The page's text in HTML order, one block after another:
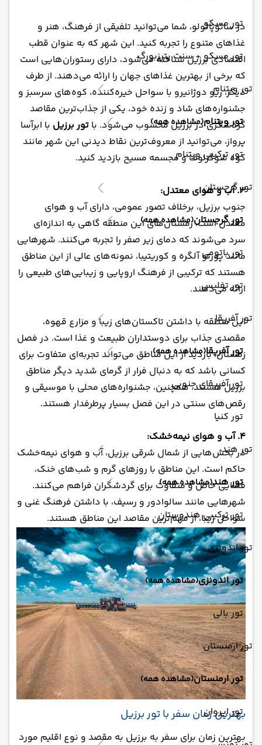
تور مسکو
تور مسکو + سنت پترزبورگ
تور ویتنام
تور ویتنام(مشاهده همه)
تور ترکیبی ویتنام
تور گرجستان
تور گرجستان(مشاهده همه)
تور باتومی
تور تفلیس
تور آفریقا
تور آفریقا(مشاهده همه)
تور آفریقای جنوبی
تور کنیا
تور هند
تور هند(مشاهده همه)
تور ترکیبی هندوستان
تور اندونزی
تور اندونزی(مشاهده همه)
تور بالی
تور ارمنستان
تور ارمنستان(مشاهده همه)
تور ایروان
در سائوپائولو، شما می‌توانید تلفیقی از فرهنگ، هنر و
غذاهای متنوع را تجربه کنید. این شهر که به عنوان قطب
اقتصادی برزیل شناخته می‌شود، دارای رستوران‌هایی است
که برخی از بهترین غذاهای جهان را ارائه می‌دهند. از طرف
دیگر، ریو دوژانیرو با سواحل خیره‌کننده، کوه‌های سرسبز و
جشنواره‌های شاد و زنده خود، یکی از جذاب‌ترین مقاصد
گردشگری در برزیل محسوب می‌شود. با تور برزیل با ابرآسا
پرواز، می‌توانید از معروف‌ترین نقاط دیدنی این شهر مانند
کوه شوگرلوف و مجسمه مسیح بازدید کنید.
3. آب و هوای معتدل:
جنوب برزیل، برخلاف تصور عمومی، دارای آب و هوای
معتدل است. زمستان‌های این منطقه گاهی به اندازه‌ای
سرد می‌شوند که دمای زیر صفر را تجربه می‌کنند. شهرهایی
مانند پورتو آلگره و کوریتیبا، نمونه‌های عالی از این مناطق
هستند که ترکیبی از فرهنگ اروپایی و زیبایی‌های طبیعی را
ارائه می‌دهند.
این منطقه با داشتن تاکستان‌های زیبا و مزارع قهوه،
مقصدی جذاب برای دوستداران طبیعت و غذا است. در فصل
زمستان، بازدید از این مناطق می‌تواند تجربه‌ای متفاوت برای
کسانی باشد که به دنبال فرار از گرمای شدید دیگر مناطق
برزیل هستند. همچنین، جشنواره‌های محلی با موسیقی و
رقص‌های سنتی در این فصل بسیار پرطرفدار هستند.
4. آب و هوای نیمه‌خشک:
در بخش‌هایی از شمال شرقی برزیل، آب و هوای نیمه‌خشک
حاکم است. این مناطق با روزهای گرم و شب‌های خنک،
فضایی خاص و متفاوت برای گردشگران فراهم می‌کنند.
شهرهایی مانند سالوادور و رسیف، با داشتن فرهنگ غنی و
سواحل زیبا، از مهم‌ترین مقاصد این مناطق هستند.
بهترین زمان سفر با تور برزیل
بهترین زمان برای سفر به برزیل به مقصد و نوع اقلیم مورد